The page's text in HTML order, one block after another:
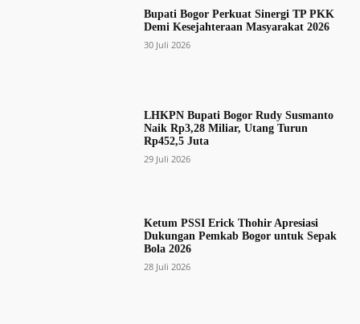
Bupati Bogor Perkuat Sinergi TP PKK
Demi Kesejahteraan Masyarakat 2026
30 Juli 2026
LHKPN Bupati Bogor Rudy Susmanto
Naik Rp3,28 Miliar, Utang Turun
Rp452,5 Juta
29 Juli 2026
Ketum PSSI Erick Thohir Apresiasi
Dukungan Pemkab Bogor untuk Sepak
Bola 2026
28 Juli 2026